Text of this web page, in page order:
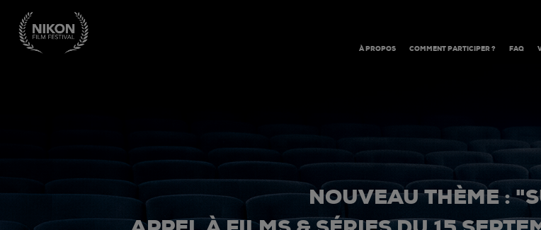
À PROPOS COMMENT PARTICIPER ? FAQ
NOUVEAU THÈME :